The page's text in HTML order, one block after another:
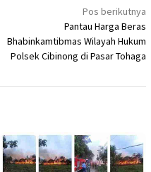
Pos berikutnya
Pantau Harga Beras
Bhabinkamtibmas Wilayah Hukum
Polsek Cibinong di Pasar Tohaga